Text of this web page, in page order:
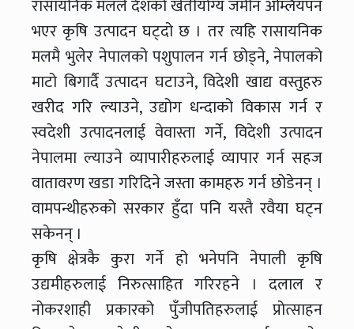
रासायनिक मलले देशको खेतीयोग्य जमीन अम्लियपन
भएर कृषि उत्पादन घट्दो छ । तर त्यहि रासायनिक
मलमै भुलेर नेपालको पशुपालन गर्न छोड्ने, नेपालको
माटो बिगार्दै उत्पादन घटाउने, विदेशी खाद्य वस्तुहरु
खरीद गरि ल्याउने, उद्योग धन्दाको विकास गर्न र
स्वदेशी उत्पादनलाई वेवास्ता गर्ने, विदेशी उत्पादन
नेपालमा ल्याउने व्यापारीहरुलाई व्यापार गर्न सहज
वातावरण खडा गरिदिने जस्ता कामहरु गर्न छोडेनन् ।
वामपन्थीहरुको सरकार हुँदा पनि यस्तै रवैया घट्न
सकेनन् ।
कृषि क्षेत्रकै कुरा गर्ने हो भनेपनि नेपाली कृषि
उद्यमीहरुलाई निरुत्साहित गरिरहने । दलाल र
नोकरशाही प्रकारको पुँजीपतिहरुलाई प्रोत्साहन